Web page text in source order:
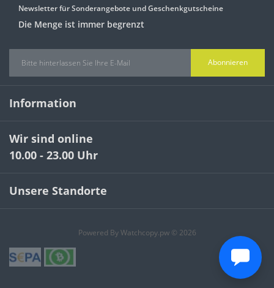
Newsletter für Sonderangebote und Geschenkgutscheine
Die Menge ist immer begrenzt
Abonnieren
Information
Wir sind online
10.00 - 23.00 Uhr
Unsere Standorte
Powered By Watchcopy.pw © 2026